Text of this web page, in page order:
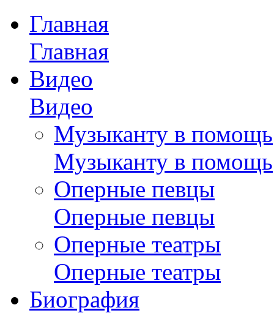
Главная
Главная
Видео
Видео
Музыканту в помощь
Музыканту в помощь
Оперные певцы
Оперные певцы
Оперные театры
Оперные театры
Биография